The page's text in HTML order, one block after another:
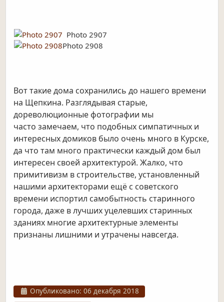
Photo 2907
Photo 2908
Вот такие дома сохранились до нашего времени
на Щепкина. Разглядывая старые,
дореволюционные фотографии мы
частозамечаем, что подобных симпатичных и
интересных домиков было очень много в Курске,
да что там много практически каждыйдом был
интересен своей архитектурой. Жалко, что
примитивизм в строительстве, установленный
нашими архитекторами ещё с советского
времени испортил самобытность старинного
города, даже в лучших уцелевших старинных
зданиях многиеархитектурные элементы
признаны лишними и утрачены навсегда.
Информация о материале
Опубликовано: 06 декабря 2018